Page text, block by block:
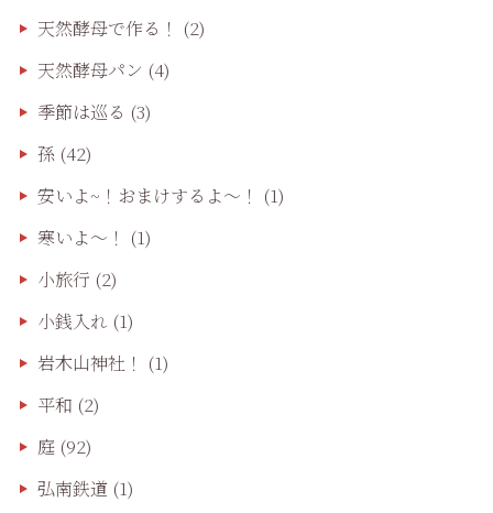
天然酵母で作る！ (2)
天然酵母パン (4)
季節は巡る (3)
孫(42)
安いよ~！おまけするよ～！ (1)
寒いよ～！ (1)
小旅行 (2)
小銭入れ (1)
岩木山神社！ (1)
平和 (2)
庭(92)
弘南鉄道 (1)